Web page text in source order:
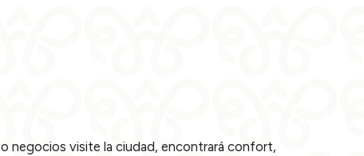
negocios visite la ciudad, encontrará confort,